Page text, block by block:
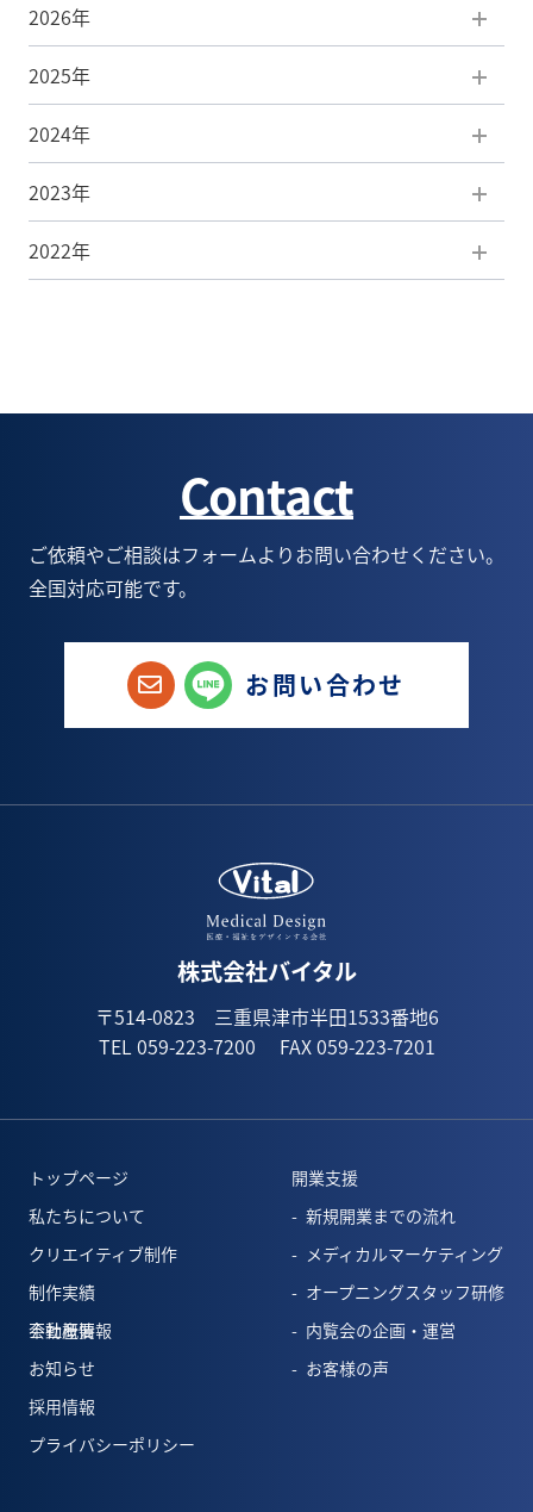
2026年
8月(1)
7月(5)
6月(5)
5月(5)
2025年
12月(5)
11月(7)
10月(5)
5月(9)
4月(8)
2024年
12月(3)
11月(4)
6月(6)
5月(6)
2023年
12月(3)
7月(6)
6月(9)
2022年
5月(1)
1月(1)
Contact
ご依頼やご相談はフォームよりお問い合わせください。
全国対応可能です。
お問い合わせ
株式会社バイタル
〒514-0823 三重県津市半田1533番地6
TEL 059-223-7200 FAX 059-223-7201
トップページ
私たちについて
クリエイティブ制作
制作実績
会社概要
開業支援
新規開業までの流れ
メディカルマーケティング
オープニングスタッフ研修
内覧会の企画・運営
お客様の声
不動産情報
お知らせ
採用情報
プライバシーポリシー